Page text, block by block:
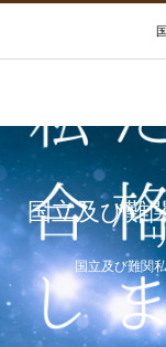
国立及び難
国立及び難関